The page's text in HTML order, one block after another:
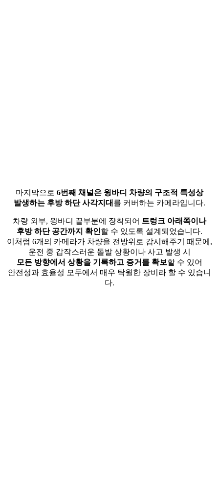
마지막으로 6번째 채널은 윙바디 차량의 구조적 특성상
발생하는 후방 하단 사각지대 를 커버하는 카메라입니다.
차량 외부, 윙바디 끝부분에 장착되어 트렁크 아래쪽이나
후방 하단 공간까지 확인할 수 있도록 설계되었습니다.
이처럼 6개의 카메라가 차량을 전방위로 감시해주기 때문에,
운전 중 갑작스러운 돌발 상황이나 사고 발생 시
모든 방향에서 상황을 기록하고 증거를 확보할 수 있어
안전성과 효율성 모두에서 매우 탁월한 장비라 할 수 있습니
다.